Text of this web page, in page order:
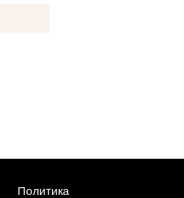
Политика